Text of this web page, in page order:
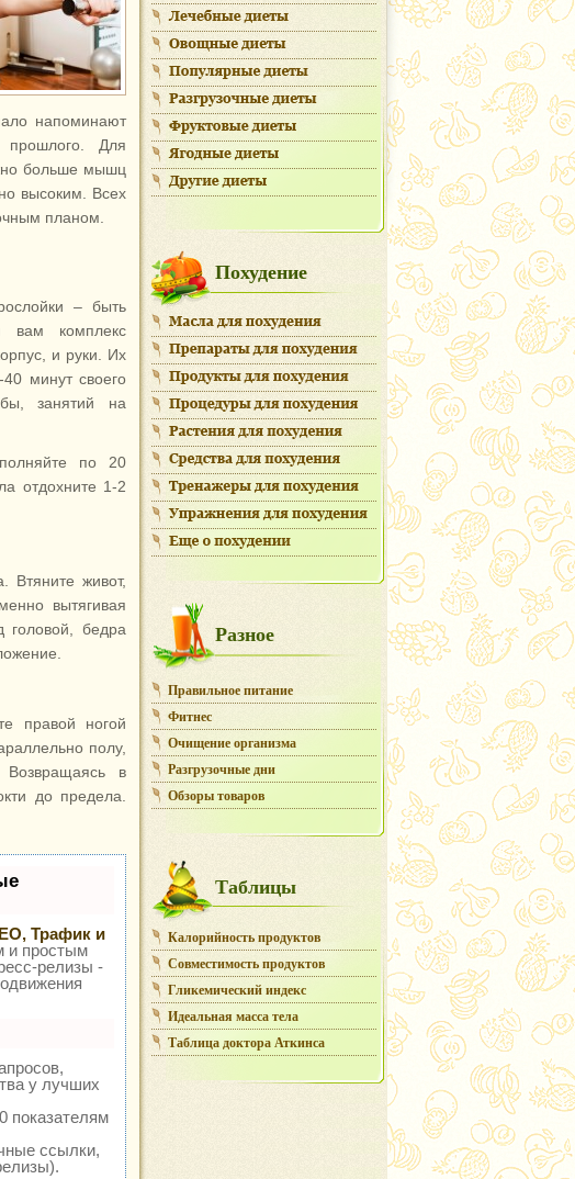
напоминают
Для
больше мышц
высоким. Всех
планом.
– быть
вам комплекс
и руки. Их
минут своего
занятий на
по 20
отдохните 1-2
Втяните живот,
вытягивая
головой, бедра
правой ногой
полу,
в
до предела.
Трафик и
и простым
релизы -
у лучших
показателям
ссылки,
Похудение
Разное
Правильное питание
Фитнес
Очищение организма
Разгрузочные дни
Обзоры товаров
Таблицы
Калорийность продуктов
Совместимость продуктов
Гликемический индекс
Идеальная масса тела
Таблица доктора Аткинса